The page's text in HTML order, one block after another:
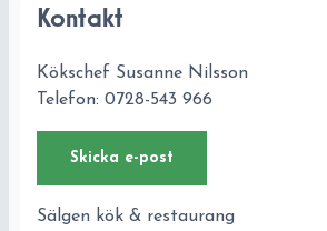
Kontakt
Kökschef Susanne Nilsson
Telefon: 0728-543 966
Skicka e-post
Sälgen kök & restaurang